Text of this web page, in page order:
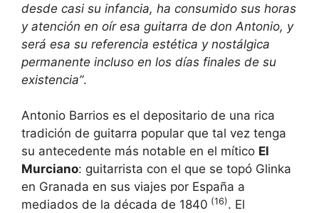
desde casi su infancia, ha consumido sus horas
y atención en oír esa guitarra de don Antonio, y
será esa su referencia estética y nostálgica
permanente incluso en los días finales de su
existencia”.
Antonio Barrios es el depositario de una rica
tradición de guitarra popular que tal vez tenga
su antecedente más notable en el mítico El
Murciano: guitarrista con el que se topó Glinka
en Granada en sus viajes por España a
mediados de la década de 1840 (16). El